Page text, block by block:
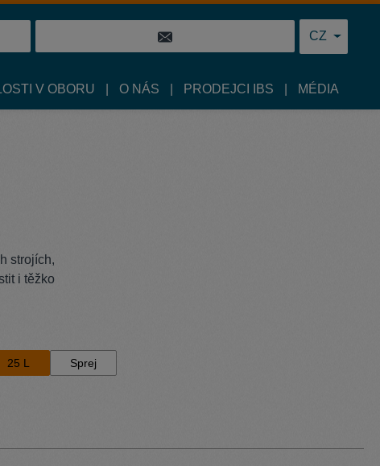
CZ
V OBORU O NÁS PRODEJCI IBS MÉDIA
strojích,
i těžko
25 L Sprej